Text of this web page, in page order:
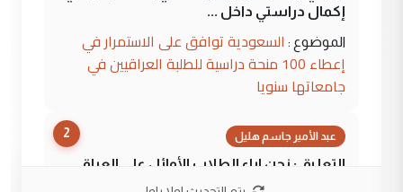
إكمال دراستي داخل ...
الموضوع : السعودية توافق على الاستمرار في
إعطاء 100 منحة دراسية للطلبة العراقيين في
جامعاتها سنويا
2 عبد الأمير جاسم هليل
التعليق : نحن اباء الطلاب الأوائل على العراق
نتشرف بلقاء السيد احمد الصافي في العتبات